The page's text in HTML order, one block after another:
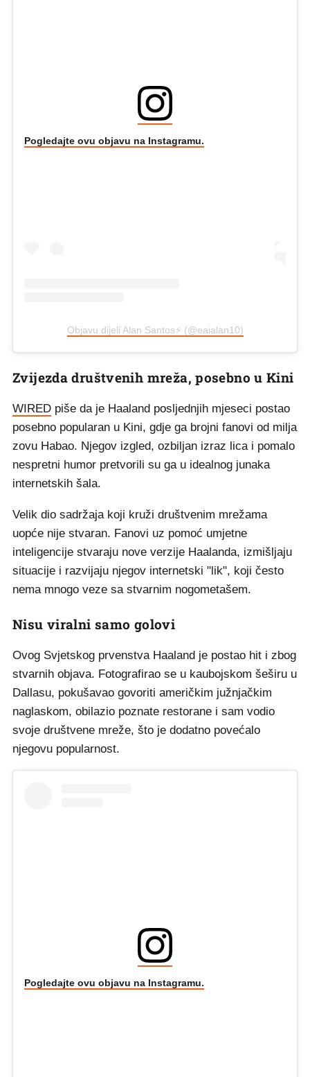
Pogledajte ovu objavu na Instagramu.
Objavu dijeli Alan Santos⚡️ (@eaialan10)
Zvijezda društvenih mreža, posebno u Kini
WIRED piše da je Haaland posljednjih mjeseci postao
posebno popularan u Kini, gdje ga brojni fanovi od milja
zovu Habao. Njegov izgled, ozbiljan izraz lica i pomalo
nespretni humor pretvorili su ga u idealnog junaka
internetskih šala.
Velik dio sadržaja koji kruži društvenim mrežama
uopće nije stvaran. Fanovi uz pomoć umjetne
inteligencije stvaraju nove verzije Haalanda, izmišljaju
situacije i razvijaju njegov internetski "lik", koji često
nema mnogo veze sa stvarnim nogometašem.
Nisu viralni samo golovi
Ovog Svjetskog prvenstva Haaland je postao hit i zbog
stvarnih objava. Fotografirao se u kaubojskom šeširu u
Dallasu, pokušavao govoriti američkim južnjačkim
naglaskom, obilazio poznate restorane i sam vodio
svoje društvene mreže, što je dodatno povećalo
njegovu popularnost.
Pogledajte ovu objavu na Instagramu.